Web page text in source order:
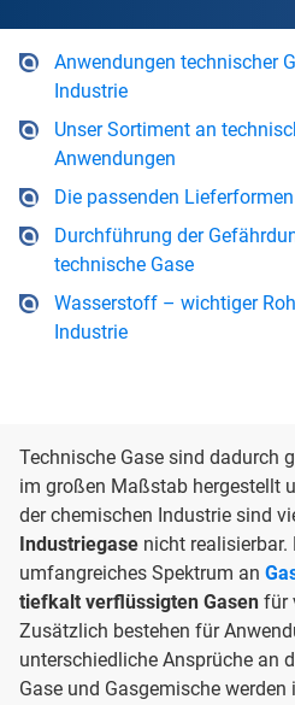
Anwendungen technischer
Industrie
Unser Sortiment an
Anwendungen
Die passenden
Durchführung der
technische Gase
Wasserstoff – wichtiger
Industrie
Technische Gase sind dadurch
im großen Maßstab hergestellt
der chemischen Industrie sind
Industriegase nicht realisierbar.
umfangreiches Spektrum an
tiefkalt verflüssigten Gasen für
Zusätzlich bestehen für
unterschiedliche Ansprüche an
Gase und Gasgemische